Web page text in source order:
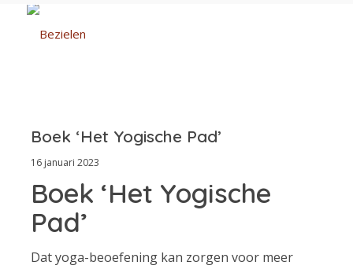
Boek ‘Het Yogische Pad’
16 januari 2023
Boek ‘Het Yogische
Pad’
Dat yoga-beoefening kan zorgen voor meer